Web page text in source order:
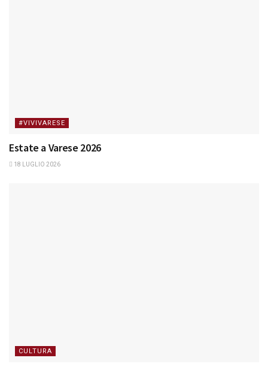
#VIVIVARESE
Estate a Varese 2026
18 LUGLIO 2026
CULTURA